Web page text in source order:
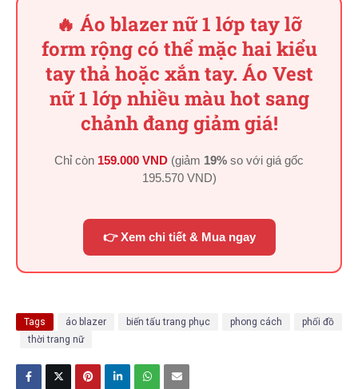
🔥 Áo blazer nữ 1 lớp tay lỡ
form rộng có thể mặc hai kiểu
tay thả hoặc xắn tay. Áo Vest
nữ 1 lớp nhiều màu hot sang
chảnh đang giảm giá!
Chỉ còn 159.000 VND (giảm 19% so với giá gốc
195.570 VND)
👉 Xem chi tiết & Mua ngay
Tags áo blazer biến tấu trang phục phong cách
phối đồ
thời trang nữ